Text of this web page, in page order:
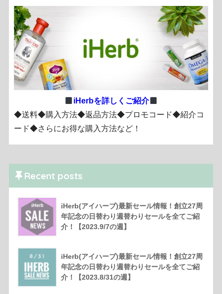
iHerbを詳しくご紹介
◆送料◆購入方法◆返品方法◆プロモコード◆紹介コ
ード◆さらにお得な購入方法など！
Recent posts
iHerb(アイハーブ)最新セール情報！創立27周
年記念の日替わり週替わりセールを全てご紹
介！【2023.9/7の週】
iHerb(アイハーブ)最新セール情報！創立27周
年記念の日替わり週替わりセールを全てご紹
介！【2023.8/31の週】